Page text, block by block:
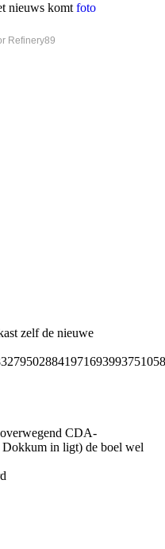
nieuws komt foto
Refinery89
zelf de nieuwe
CDA-
Dokkum in ligt) de boel wel